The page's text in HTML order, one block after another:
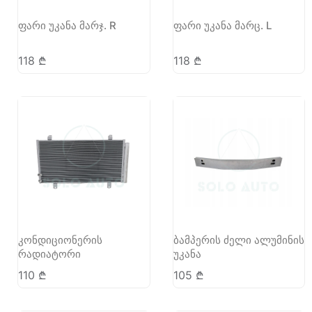
ფარი უკანა მარჯ. R
118 ₾
ფარი უკანა მარც. L
118 ₾
კონდიციონერის
რადიატორი
110 ₾
ბამპერის ძელი ალუმინის
უკანა
105 ₾